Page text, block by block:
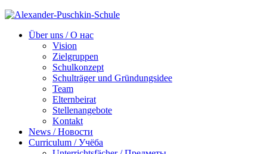
Über uns / О нас
Vision
Zielgruppen
Schulkonzept
Schulträger und Gründungsidee
Team
Elternbeirat
Stellenangebote
Kontakt
News / Новости
Curriculum / Учёба